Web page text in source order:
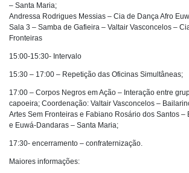
– Santa Maria;
Andressa Rodrigues Messias – Cia de Dança Afro
Sala 3 – Samba de Gafieira – Valtair Vasconcelos –
Fronteiras
15:00-15:30- Intervalo
15:30 – 17:00 – Repetição das Oficinas Simultâneas;
17:00 – Corpos Negros em Ação – Interação entre
capoeira; Coordenação: Valtair Vasconcelos –
Artes Sem Fronteiras e Fabiano Rosário dos Santos –
e Euwá-Dandaras – Santa Maria;
17:30- encerramento – confraternização.
Maiores informações: